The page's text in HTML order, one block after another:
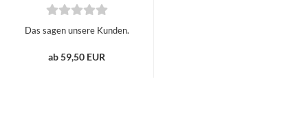
Das sagen unsere Kunden.
ab 59,50 EUR